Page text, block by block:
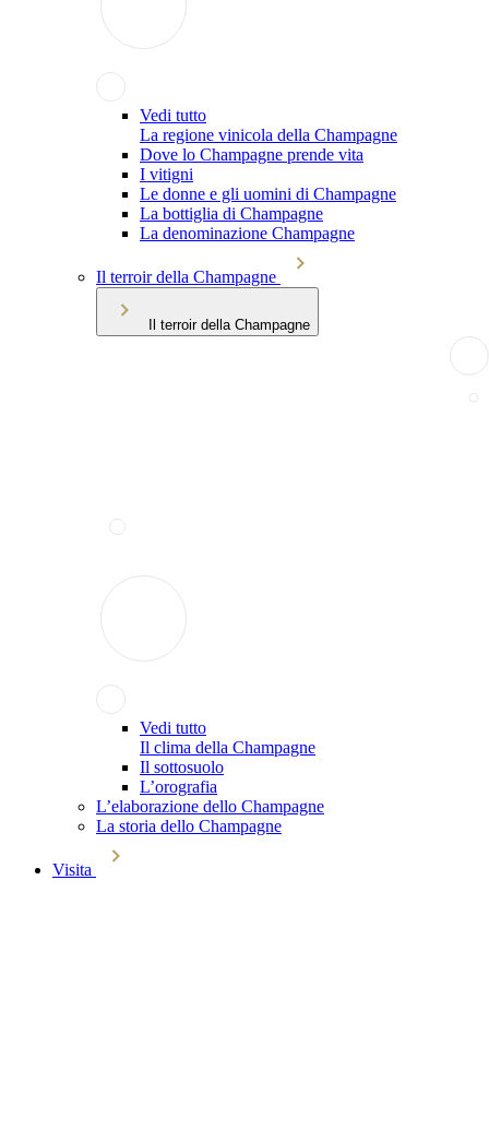
Vedi tutto
La regione vinicola della Champagne
Dove lo Champagne prende vita
I vitigni
Le donne e gli uomini di Champagne
La bottiglia di Champagne
La denominazione Champagne
Il terroir della Champagne
Il terroir della Champagne
Vedi tutto
Il clima della Champagne
Il sottosuolo
L’orografia
L’elaborazione dello Champagne
La storia dello Champagne
Visita